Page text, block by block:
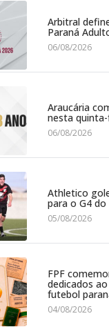
Arbitral
Paraná
06/08/2026
Araucária
nesta
06/08/2026
Athletico
para o G4
05/08/2026
FPF
dedicados
futebol
04/08/2026